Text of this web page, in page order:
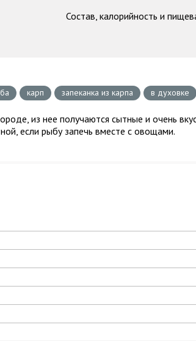
Состав, калорийность и
карп запеканка из карпа в духовке
из нее получаются сытные и очень
если рыбу запечь вместе с овощами.